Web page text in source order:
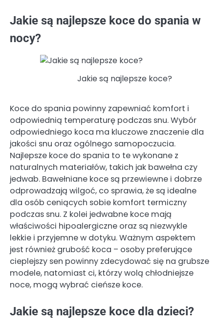
Jakie są najlepsze koce do spania w
nocy?
Jakie są najlepsze koce?
Koce do spania powinny zapewniać komfort i
odpowiednią temperaturę podczas snu. Wybór
odpowiedniego koca ma kluczowe znaczenie dla
jakości snu oraz ogólnego samopoczucia.
Najlepsze koce do spania to te wykonane z
naturalnych materiałów, takich jak bawełna czy
jedwab. Bawełniane koce są przewiewne i dobrze
odprowadzają wilgoć, co sprawia, że są idealne
dla osób ceniących sobie komfort termiczny
podczas snu. Z kolei jedwabne koce mają
właściwości hipoalergiczne oraz są niezwykle
lekkie i przyjemne w dotyku. Ważnym aspektem
jest również grubość koca – osoby preferujące
cieplejszy sen powinny zdecydować się na grubsze
modele, natomiast ci, którzy wolą chłodniejsze
noce, mogą wybrać cieńsze koce.
Jakie są najlepsze koce dla dzieci?